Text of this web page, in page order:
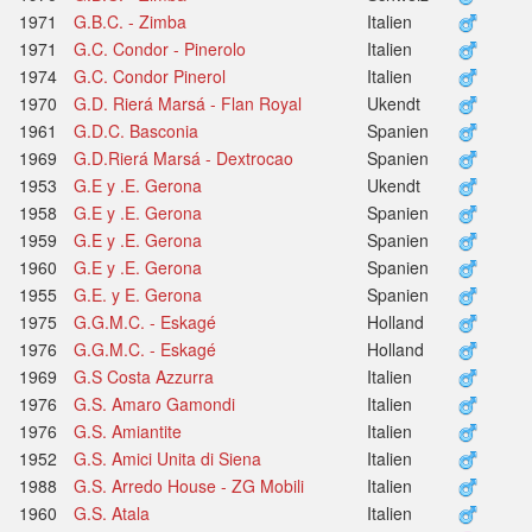
1971
G.B.C. - Zimba
Italien
1971
G.C. Condor - Pinerolo
Italien
1974
G.C. Condor Pinerol
Italien
1970
G.D. Rierá Marsá - Flan Royal
Ukendt
1961
G.D.C. Basconia
Spanien
1969
G.D.Rierá Marsá - Dextrocao
Spanien
1953
G.E y .E. Gerona
Ukendt
1958
G.E y .E. Gerona
Spanien
1959
G.E y .E. Gerona
Spanien
1960
G.E y .E. Gerona
Spanien
1955
G.E. y E. Gerona
Spanien
1975
G.G.M.C. - Eskagé
Holland
1976
G.G.M.C. - Eskagé
Holland
1969
G.S Costa Azzurra
Italien
1976
G.S. Amaro Gamondi
Italien
1976
G.S. Amiantite
Italien
1952
G.S. Amici Unita di Siena
Italien
1988
G.S. Arredo House - ZG Mobili
Italien
1960
G.S. Atala
Italien